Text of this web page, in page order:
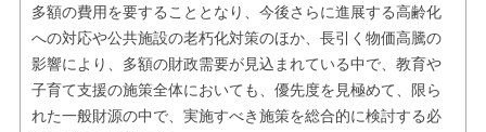
多額の費用を要することとなり、今後さらに進展する高齢化
への対応や公共施設の老朽化対策のほか、長引く物価高騰の
影響により、多額の財政需要が見込まれている中で、教育や
子育て支援の施策全体においても、優先度を見極めて、限ら
れた一般財源の中で、実施すべき施策を総合的に検討する必